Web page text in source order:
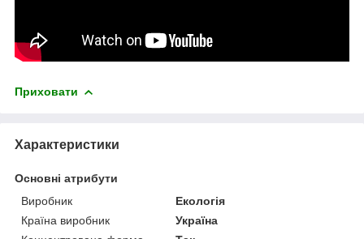
Приховати
Характеристики
Основні атрибути
Виробник
Екологія
Країна виробник
Україна